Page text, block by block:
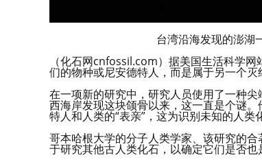
台湾沿海发现的澎湖
（化石网cnfossil.com）据美国生活科学
们的物种或尼安德特人，而是属于另一个灭
在一项新的研究中，研究人员使用了一种
西海岸发现这块颌骨以来，这一直是个谜
特人和人类的“表亲”，这为识别未知的人类
哥本哈根大学的分子人类学家、该研究的
于研究其他古人类化石，以确定它们是否